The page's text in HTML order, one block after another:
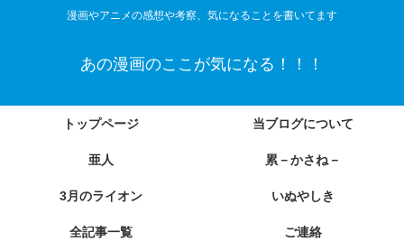
漫画やアニメの感想や考察、気になることを書いてます
あの漫画のここが気になる！！！
トップページ 当ブログについて
亜人 累－かさね－
3月のライオン いぬやしき
全記事一覧 ご連絡